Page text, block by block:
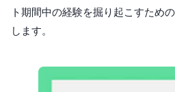
ト期間中の経験を掘り起こすため
します。